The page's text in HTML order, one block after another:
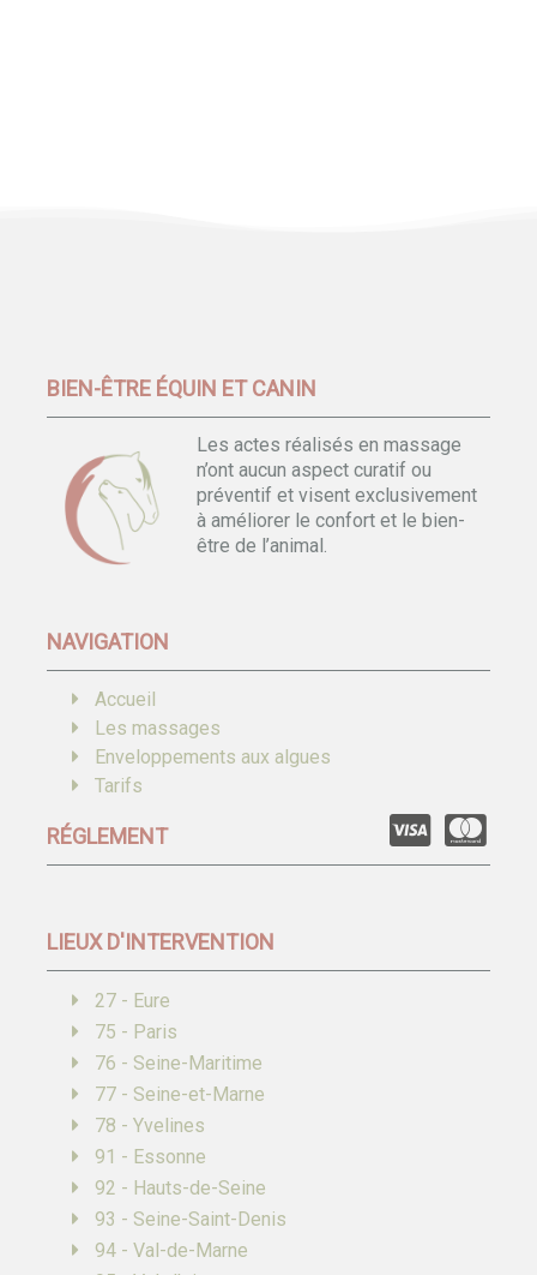
BIEN-ÊTRE ÉQUIN ET CANIN
Les actes réalisés en massage
n’ont aucun aspect curatif ou
préventif et visent exclusivement
à améliorer le confort et le bien-
être de l’animal.
NAVIGATION
Accueil
Les massages
Enveloppements aux algues
Tarifs
RÉGLEMENT
LIEUX D'INTERVENTION
27 - Eure
75 - Paris
76 - Seine-Maritime
77 - Seine-et-Marne
78 - Yvelines
91 - Essonne
92 - Hauts-de-Seine
93 - Seine-Saint-Denis
94 - Val-de-Marne